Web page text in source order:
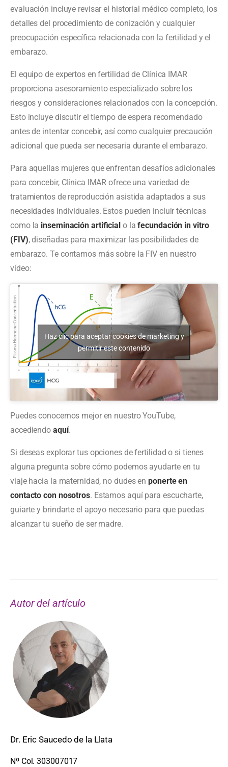
evaluación incluye revisar el historial médico completo, los
detalles del procedimiento de conización y cualquier
preocupación específica relacionada con la fertilidad y el
embarazo.
El equipo de expertos en fertilidad de Clínica IMAR
proporciona asesoramiento especializado sobre los
riesgos y consideraciones relacionados con la concepción.
Esto incluye discutir el tiempo de espera recomendado
antes de intentar concebir, así como cualquier precaución
adicional que pueda ser necesaria durante el embarazo.
Para aquellas mujeres que enfrentan desafíos adicionales
para concebir, Clínica IMAR ofrece una variedad de
tratamientos de reproducción asistida adaptados a sus
necesidades individuales. Estos pueden incluir técnicas
como la inseminación artificial o lafecundación in vitro
(FIV), diseñadas para maximizar las posibilidades de
embarazo. Te contamos más sobre la FIV en nuestro
vídeo:
Haz clic para aceptar cookies de marketing y
permitir este contenido
Puedes conocernos mejor en nuestro YouTube,
accediendo aquí.
Si deseas explorar tus opciones de fertilidad o si tienes
alguna pregunta sobre cómo podemos ayudarte en tu
viaje hacia la maternidad, no dudes enponerte en
contacto con nosotros. Estamos aquí para escucharte,
guiarte y brindarte el apoyo necesario para que puedas
alcanzar tu sueño de ser madre.
Autor del artículo
Dr. Eric Saucedo de la Llata
Nº Col. 303007017